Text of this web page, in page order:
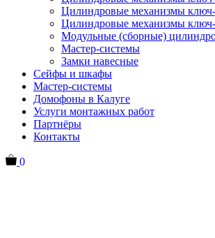
Цилиндровые механизмы
Цилиндровые механизмы
Модульные (сборные)
Мастер-системы
Замки навесные
Сейфы и шкафы
Мастер-системы
Домофоны в Калуге
Услуги монтажных работ
Партнёры
Контакты
0